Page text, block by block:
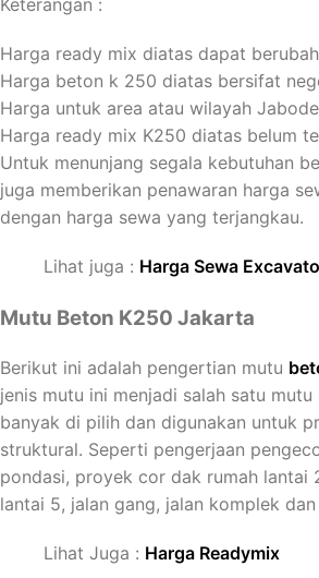
Keterangan :
Harga ready mix diatas dapat
Harga beton k 250 diatas bersifat
Harga untuk area atau wilayah
Harga ready mix K250 diatas belum
Untuk menunjang segala kebutuhan
juga memberikan penawaran harga
dengan harga sewa yang terjangkau.
Lihat juga : Harga Sewa
Mutu Beton K250 Jakarta
Berikut ini adalah pengertian mutu
jenis mutu ini menjadi salah satu
banyak di pilih dan digunakan untuk
struktural. Seperti pengerjaan
pondasi, proyek cor dak rumah lantai
lantai 5, jalan gang, jalan komplek
Lihat Juga : Harga Readymix